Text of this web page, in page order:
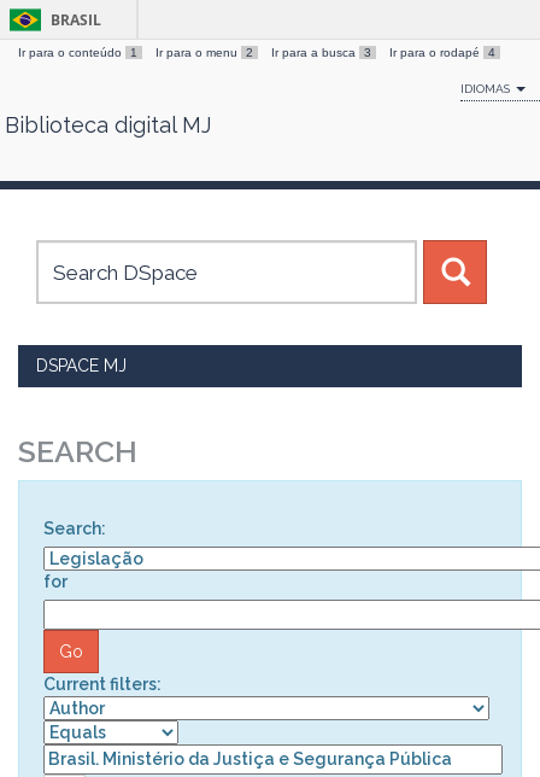
Skip
BRASIL
Ir para o conteúdo 1 Ir para o menu 2 Ir para a busca 3 Ir para o rodapé 4
IDIOMAS
Biblioteca digital MJ
DSPACE MJ
SEARCH
Search:
for
Current filters: